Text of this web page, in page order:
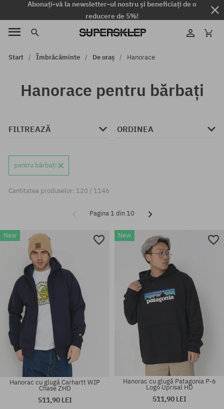
Abonați-vă la newsletter-ul nostru și beneficiați de o
reducere de 5%!
Start Îmbrăcăminte De oraș Hanorace
Hanorace pentru bărbați
FILTREAZĂ ORDINEA
pentru bărbați
Cantitatea produselor: 120 / 1146
Pagina 1 din 10
New
Hanorac cu glugă Carhartt WIP
Chase ZHD
511,90 LEI
New
Hanorac cu glugă Patagonia P-6
Logo Uprisal HD
511,90 LEI